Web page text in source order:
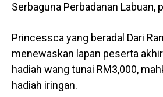
Serbaguna Perbadanan Labuan,
Princessca yang beradal Dari
menewaskan lapan peserta
hadiah wang tunai RM3,000,
hadiah iringan.